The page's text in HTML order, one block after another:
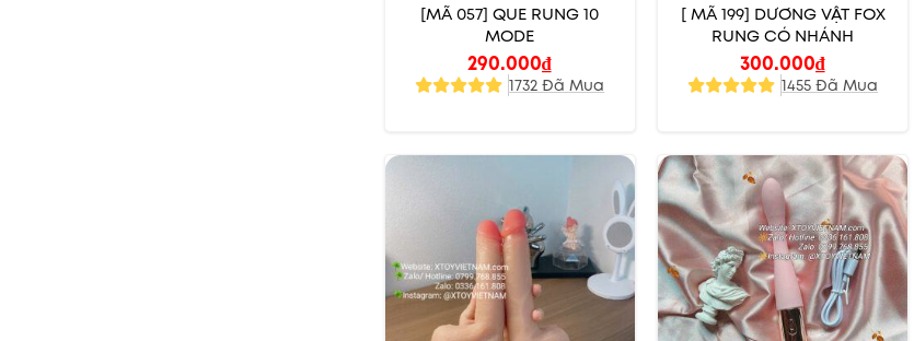
[MÃ 057] QUE RUNG 10
MODE
290.000₫
1732 Đã Mua
[ MÃ 199] DƯƠNG VẬT FOX
RUNG CÓ NHÁNH
300.000₫
1455 Đã Mua